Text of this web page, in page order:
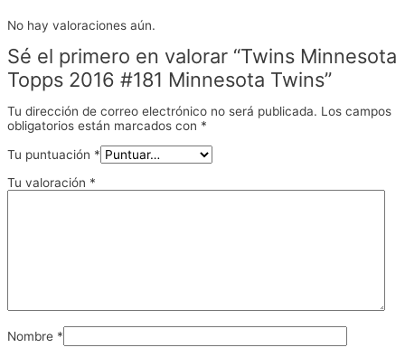
No hay valoraciones aún.
Sé el primero en valorar “Twins Minnesota
Topps 2016 #181 Minnesota Twins”
Tu dirección de correo electrónico no será publicada. Los campos
obligatorios están marcados con *
Tu puntuación *
Tu valoración *
Nombre *